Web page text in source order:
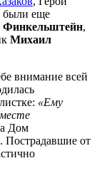
были еще
Финкельштейн,
Михаил
внимание всей
«Ему
Дом
Пострадавшие от